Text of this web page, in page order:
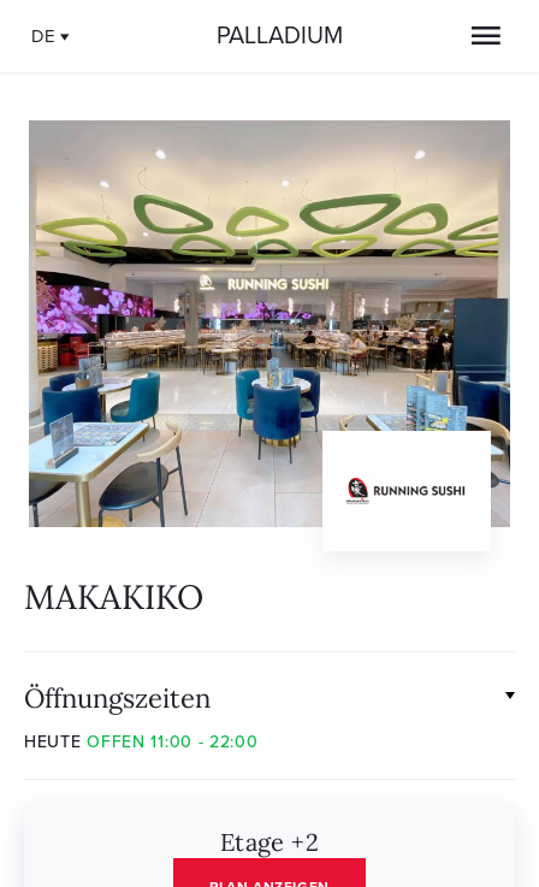
DE PALLADIUM
MAKAKIKO
Öffnungszeiten
HEUTEOFFEN 11:00 - 22:00
Etage +2